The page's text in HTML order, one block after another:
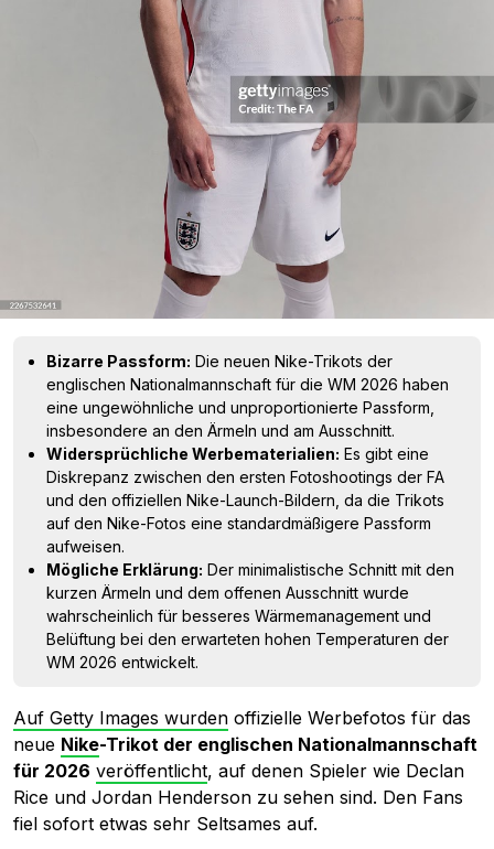
Bizarre Passform: Die neuen Nike-Trikots der
englischen Nationalmannschaft für die WM 2026 haben
eine ungewöhnliche und unproportionierte Passform,
insbesondere an den Ärmeln und am Ausschnitt.
Widersprüchliche Werbematerialien: Es gibt eine
Diskrepanz zwischen den ersten Fotoshootings der FA
und den offiziellen Nike-Launch-Bildern, da die Trikots
auf den Nike-Fotos eine standardmäßigere Passform
aufweisen.
Mögliche Erklärung: Der minimalistische Schnitt mit den
kurzen Ärmeln und dem offenen Ausschnitt wurde
wahrscheinlich für besseres Wärmemanagement und
Belüftung bei den erwarteten hohen Temperaturen der
WM 2026 entwickelt.
Auf Getty Images wurden offizielle Werbefotos für das
neue Nike-Trikot der englischen Nationalmannschaft
für 2026 veröffentlicht, auf denen Spieler wie Declan
Rice und Jordan Henderson zu sehen sind. Den Fans
fiel sofort etwas sehr Seltsames auf.